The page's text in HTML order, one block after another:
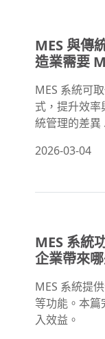
MES 與傳
造業需要
MES 系統可
式，提升效率
統管理的差異
2026-03-04
MES 系統
企業帶來
MES 系統提
等功能。本篇
入效益。